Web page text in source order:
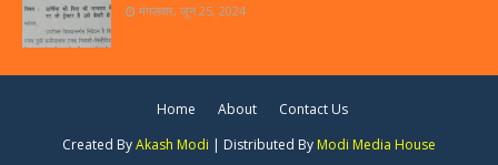
मंगलवार, जून 25, 2024
Home About
Contact Us
Created ByAkash Modi | Distributed By Modi Media House